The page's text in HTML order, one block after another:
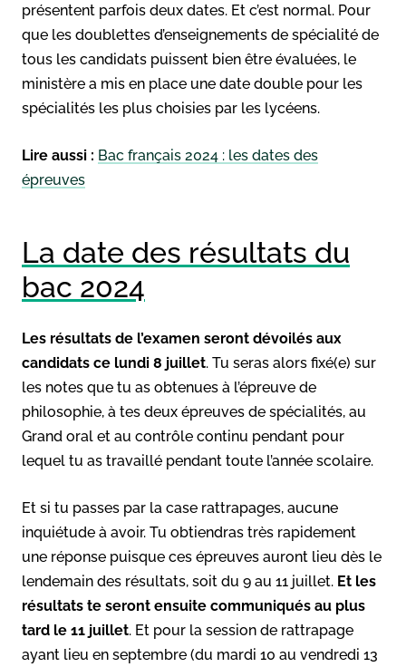
présentent parfois deux dates. Et c’est normal. Pour
que les doublettes d’enseignements de spécialité de
tous les candidats puissent bien être évaluées, le
ministère a mis en place une date double pour les
spécialités les plus choisies par les lycéens.
Lire aussi : Bac français 2024 : les dates des
épreuves
La date des résultats du
bac 2024
Les résultats de l’examen seront dévoilés aux
candidats ce lundi 8 juillet. Tu seras alors fixé(e) sur
les notes que tu as obtenues à l’épreuve de
philosophie, à tes deux épreuves de spécialités, au
Grand oral et au contrôle continu pendant pour
lequel tu as travaillé pendant toute l’année scolaire.
Et si tu passes par la case rattrapages, aucune
inquiétude à avoir. Tu obtiendras très rapidement
une réponse puisque ces épreuves auront lieu dès le
lendemain des résultats, soit du 9 au 11 juillet. Et les
résultats te seront ensuite communiqués au plus
tard le 11 juillet. Et pour la session de rattrapage
ayant lieu en septembre (du mardi 10 au vendredi 13